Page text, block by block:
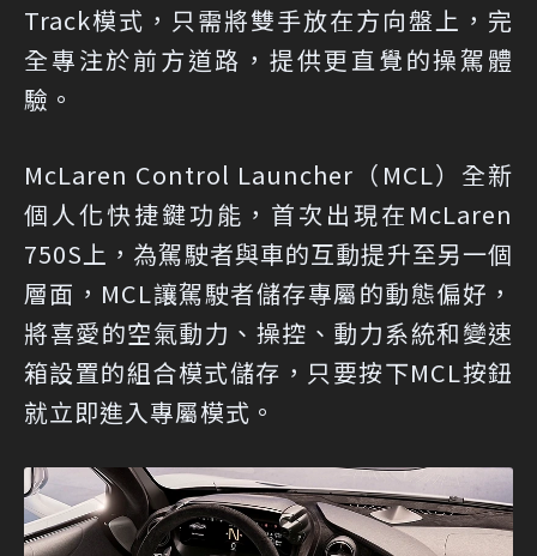
Track模式，只需將雙手放在方向盤上，完
全專注於前方道路，提供更直覺的操駕體
驗。
McLaren Control Launcher（MCL）全新
個人化快捷鍵功能，首次出現在McLaren
750S上，為駕駛者與車的互動提升至另一個
層面，MCL讓駕駛者儲存專屬的動態偏好，
將喜愛的空氣動力、操控、動力系統和變速
箱設置的組合模式儲存，只要按下MCL按鈕
就立即進入專屬模式。